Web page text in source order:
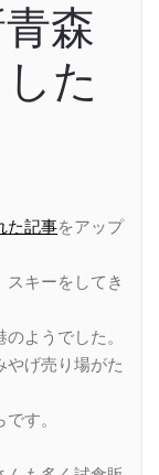
森
た
た記事をアップ
スキーをしてき
ようでした。
やげ売り場がた
す。